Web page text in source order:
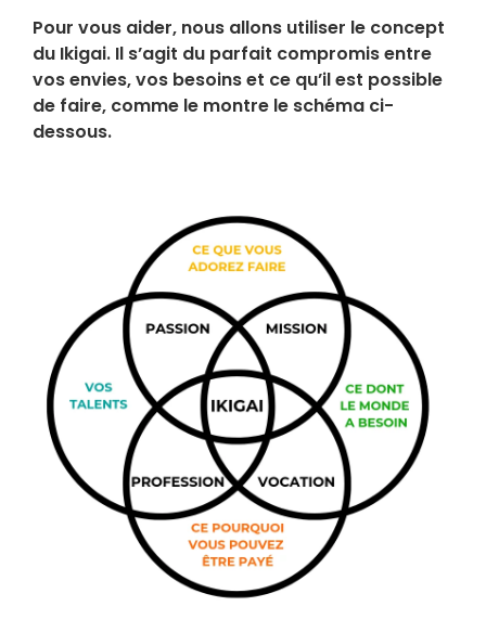
Pour vous aider, nous allons utiliser le concept
du Ikigai. Il s’agit du parfait compromis entre
vos envies, vos besoins et ce qu’il est possible
de faire, comme le montre le schéma ci-
dessous.